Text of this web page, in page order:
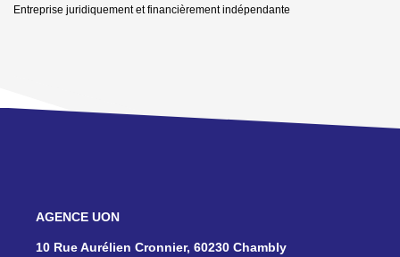
Entreprise juridiquement et financièrement indépendante
NOS AGENCES
10 Rue Aurélien Cronnier, 60230 Chambly